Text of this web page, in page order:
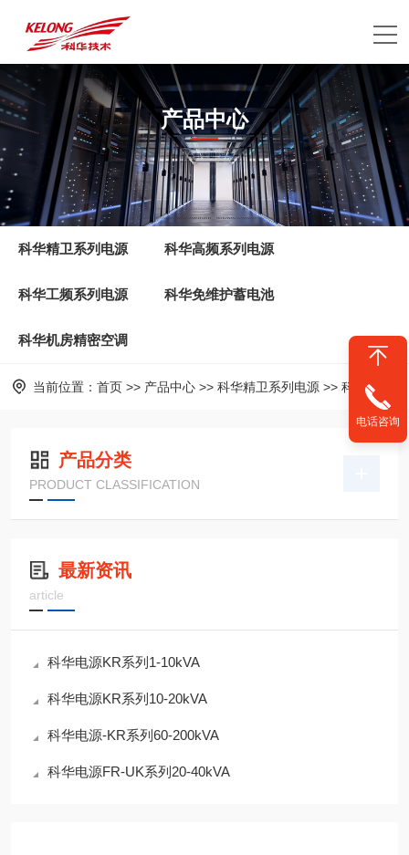
产品中心
应用领域
科华精卫系列电源 科华高频系列电源
科华工频系列电源 科华免维护蓄电池
科华机房精密空调
当前位置： 首页 >> 产品中心 >> 科华精卫系列电源 >> 科华电源YTA800
产品分类
PRODUCT CLASSIFICATION
最新资讯
article
科华电源KR系列1-10kVA
科华电源KR系列10-20kVA
科华电源-KR系列60-200kVA
科华电源FR-UK系列20-40kVA
电话咨询